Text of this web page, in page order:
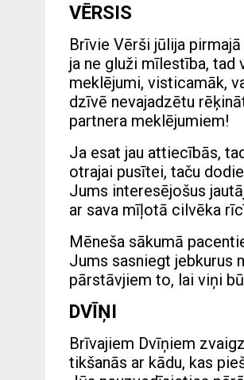
VĒRSIS
Brīvie Vērši jūlija
ja ne gluži mīlestība, tad
meklējumi, visticamāk,
dzīvē nevajadzētu
partnera meklējumiem!
Ja esat jau attiecībās,
otrajai pusītei, taču
Jums interesējošus
ar sava mīļotā cilvēka
Mēneša sākumā
Jums sasniegt jebkurus
pārstāvjiem to, lai viņi
DVĪŅI
Brīvajiem Dvīņiem
tikšanās ar kādu, kas